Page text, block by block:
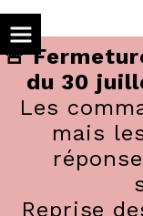
🚨
du 30
Les
mais
Reprise